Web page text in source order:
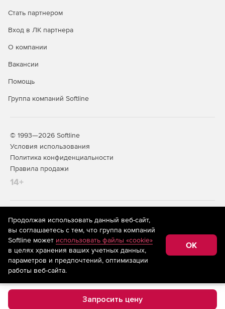
Запросить цену
Стать партнером
Вход в ЛК партнера
О компании
Вакансии
Помощь
Группа компаний Softline
© 1993—2026 Softline
Условия использования
Политика конфиденциальности
Правила продажи
14+
На информационном ресурсе store.softline.ru применяются
рекомендательные технологии
(информационные технологии
предоставления информации на основе сбора,
систематизации и анализа сведений, относящихся к
предпочтениям пользователей сети «Интернет»,
находящихся на территории Российской Федерации)
Продолжая использовать данный веб-сайт,
вы соглашаетесь с тем, что группа компаний
Softline может использовать файлы «cookie»
в целях хранения ваших учетных данных,
параметров и предпочтений, оптимизации
работы веб-сайта.
OK